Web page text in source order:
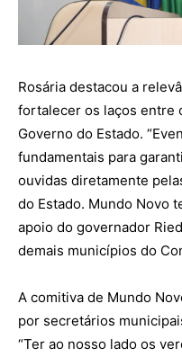
Rosária destacou a
fortalecer os laços entre
Governo do Estado.
fundamentais para
ouvidas diretamente
do Estado. Mundo Novo
apoio do governador
demais municípios do
A comitiva de Mundo
por secretários
“Ter ao nosso lado os